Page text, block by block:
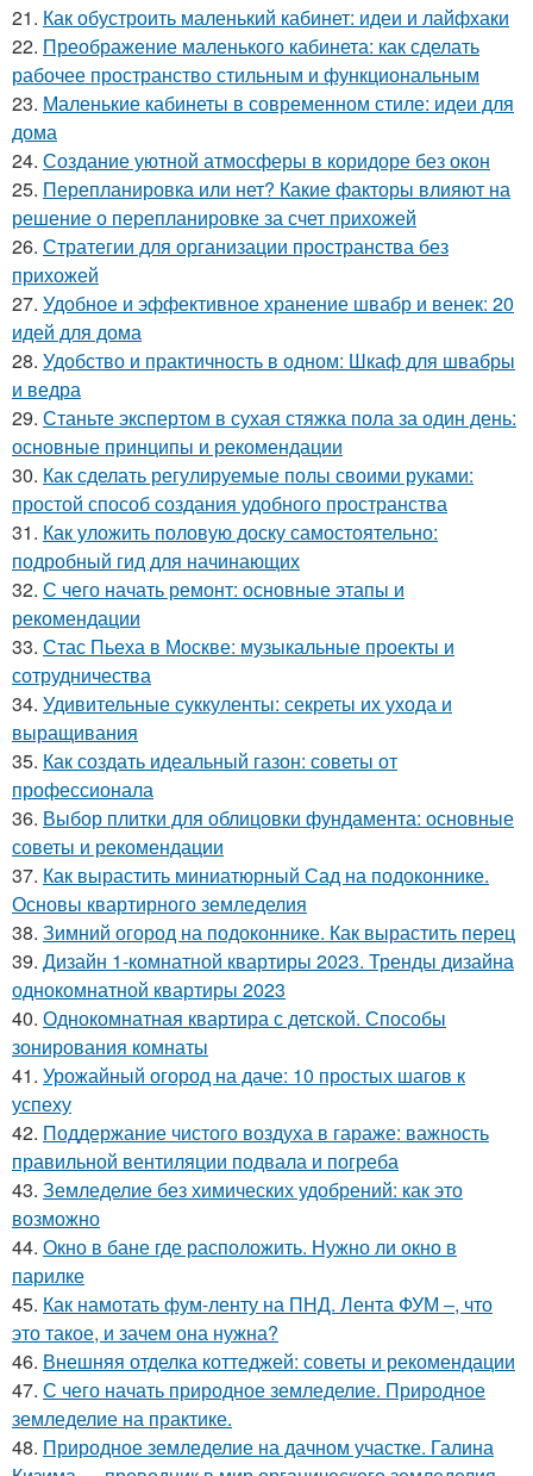
21. Как обустроить маленький кабинет: идеи и лайфхаки
22. Преображение маленького кабинета: как сделать
рабочее пространство стильным и функциональным
23. Маленькие кабинеты в современном стиле: идеи для
дома
24. Создание уютной атмосферы в коридоре без окон
25. Перепланировка или нет? Какие факторы влияют на
решение о перепланировке за счет прихожей
26. Стратегии для организации пространства без
прихожей
27. Удобное и эффективное хранение швабр и венек: 20
идей для дома
28. Удобство и практичность в одном: Шкаф для швабры
и ведра
29. Станьте экспертом в сухая стяжка пола за один день:
основные принципы и рекомендации
30. Как сделать регулируемые полы своими руками:
простой способ создания удобного пространства
31. Как уложить половую доску самостоятельно:
подробный гид для начинающих
32. С чего начать ремонт: основные этапы и
рекомендации
33. Стас Пьеха в Москве: музыкальные проекты и
сотрудничества
34. Удивительные суккуленты: секреты их ухода и
выращивания
35. Как создать идеальный газон: советы от
профессионала
36. Выбор плитки для облицовки фундамента: основные
советы и рекомендации
37. Как вырастить миниатюрный Сад на подоконнике.
Основы квартирного земледелия
38. Зимний огород на подоконнике. Как вырастить перец
39. Дизайн 1-комнатной квартиры 2023. Тренды дизайна
однокомнатной квартиры 2023
40. Однокомнатная квартира с детской. Способы
зонирования комнаты
41. Урожайный огород на даче: 10 простых шагов к
успеху
42. Поддержание чистого воздуха в гараже: важность
правильной вентиляции подвала и погреба
43. Земледелие без химических удобрений: как это
возможно
44. Окно в бане где расположить. Нужно ли окно в
парилке
45. Как намотать фум-ленту на ПНД. Лента ФУМ –, что
это такое, и зачем она нужна?
46. Внешняя отделка коттеджей: советы и рекомендации
47. С чего начать природное земледелие. Природное
земледелие на практике.
48. Природное земледелие на дачном участке. Галина